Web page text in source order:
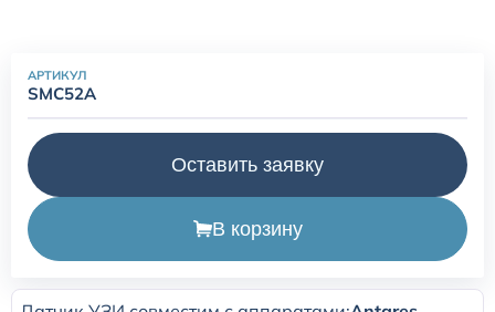
АРТИКУЛ
SMC52A
Оставить заявку
В корзину
Sentec
Расходные материалы к аппарату Авента-М
Расходные материалы к аппаратам ИВЛ Hamilton
Расходные материалы к аппаратам ИВЛ Mindray